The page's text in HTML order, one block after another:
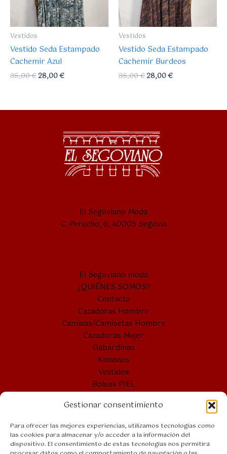
Gestionar consentimiento
Para ofrecer las mejores experiencias, utilizamos tecnologías como
las cookies para almacenar y/o acceder a la información del
dispositivo. El consentimiento de estas tecnologías nos permitirá
Vestidos
Vestido Seda Estampado
Cachemir Azul
35,00€28,00€
Vestidos
Vestido Seda Estampado
Cachemir Burdeos
35,00€28,00€
El Segoviano Moda
C. Perucho, 6, 40005 Segovia
El Segoviano moda
¿QUIÉNES SOMOS?
Contacto
Cazadoras Hombre
Camisas/Camisetas Hombre
Cazadoras Mujer
Gabardinas
Kimonos
Vestidos
Bolsos PIEL
Bolsones
Bolsos VERANO